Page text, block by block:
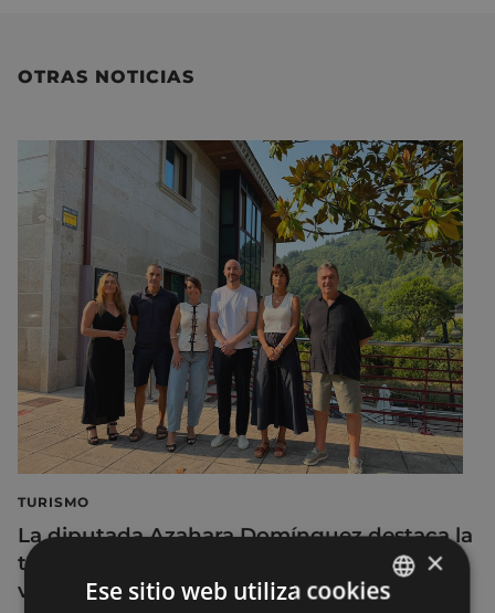
OTRAS NOTICIAS
TURISMO
La diputada Azahara Domínguez destaca la
transformación turística de Eibar en su
visita a la localidad
×
Ese sitio web utiliza cookies